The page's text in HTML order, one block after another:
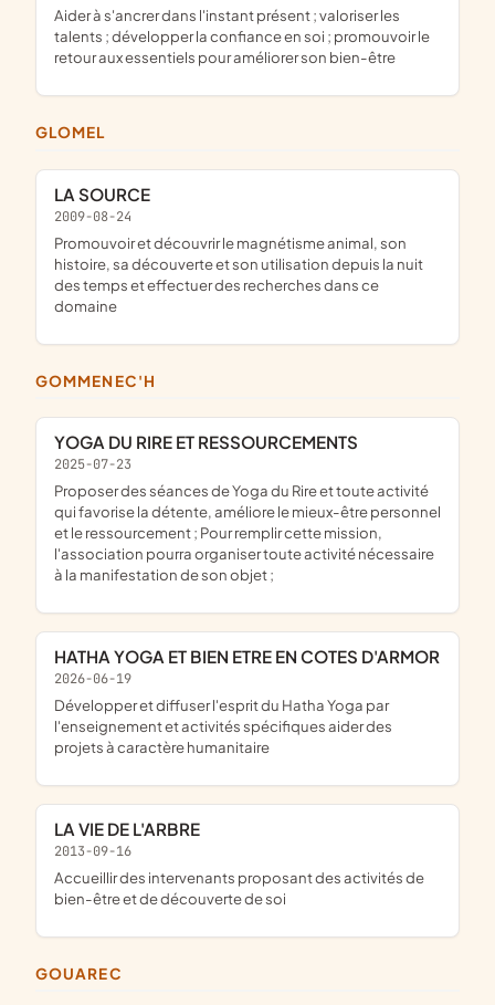
aider à s'ancrer dans l'instant présent ; valoriser les
talents ; développer la confiance en soi ; promouvoir le
retour aux essentiels pour améliorer son bien-être
GLOMEL
LA SOURCE
2009-08-24
promouvoir et découvrir le magnétisme animal, son
histoire, sa découverte et son utilisation depuis la nuit
des temps et effectuer des recherches dans ce
domaine
GOMMENEC'H
YOGA DU RIRE ET RESSOURCEMENTS
2025-07-23
proposer des séances de Yoga du Rire et toute activité
qui favorise la détente, améliore le mieux-être personnel
et le ressourcement ; Pour remplir cette mission,
l'association pourra organiser toute activité nécessaire
à la manifestation de son objet ;
HATHA YOGA ET BIEN ETRE EN COTES D'ARMOR
2026-06-19
développer et diffuser l'esprit du Hatha Yoga par
l'enseignement et activités spécifiques aider des
projets à caractère humanitaire
LA VIE DE L'ARBRE
2013-09-16
accueillir des intervenants proposant des activités de
bien-être et de découverte de soi
GOUAREC